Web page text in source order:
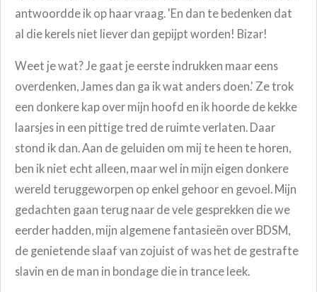
antwoordde ik op haar vraag. 'En dan te bedenken dat
al die kerels niet liever dan gepijpt worden! Bizar!
Weet je wat? Je gaat je eerste indrukken maar eens
overdenken, James dan ga ik wat anders doen.' Ze trok
een donkere kap over mijn hoofd en ik hoorde de kekke
laarsjes in een pittige tred de ruimte verlaten. Daar
stond ik dan. Aan de geluiden om mij te heen te horen,
ben ik niet echt alleen, maar wel in mijn eigen donkere
wereld teruggeworpen op enkel gehoor en gevoel. Mijn
gedachten gaan terug naar de vele gesprekken die we
eerder hadden, mijn algemene fantasieën over BDSM,
de genietende slaaf van zojuist of was het de gestrafte
slavin en de man in bondage die in trance leek.